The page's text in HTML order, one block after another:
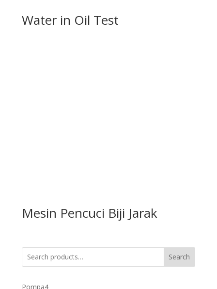
Water in Oil Test
Mesin Pencuci Biji Jarak
Search
Pompa44